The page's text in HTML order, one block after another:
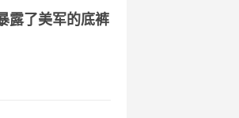
露了美军的底裤